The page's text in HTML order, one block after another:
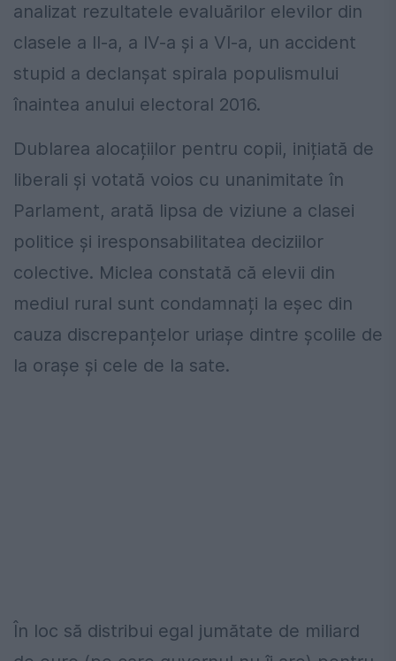
analizat rezultatele evaluărilor elevilor din
clasele a II-a, a IV-a și a VI-a, un accident
stupid a declanșat spirala populismului
înaintea anului electoral 2016.
Dublarea alocațiilor pentru copii, inițiată de
liberali și votată voios cu unanimitate în
Parlament, arată lipsa de viziune a clasei
politice și iresponsabilitatea deciziilor
colective. Miclea constată că elevii din
mediul rural sunt condamnați la eșec din
cauza discrepanțelor uriașe dintre școlile de
la orașe și cele de la sate.
În loc să distribui egal jumătate de miliard